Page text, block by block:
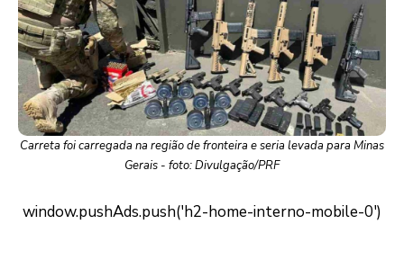
Carreta foi carregada na região de fronteira e seria levada para Minas
Gerais - foto: Divulgação/PRF